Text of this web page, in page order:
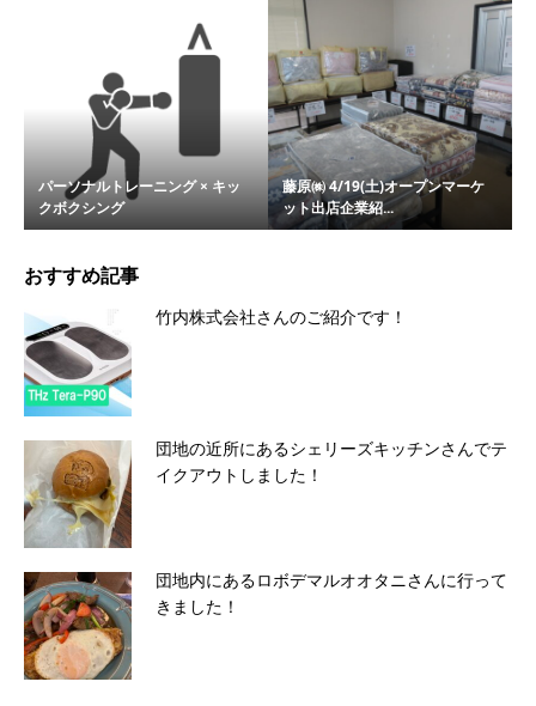
パーソナルトレーニング × キッ
クボクシング
藤原㈱ 4/19(土)オープンマーケ
ット出店企業紹...
おすすめ記事
竹内株式会社さんのご紹介です！
団地の近所にあるシェリーズキッチンさんでテ
イクアウトしました！
団地内にあるロボデマルオオタニさんに行って
きました！